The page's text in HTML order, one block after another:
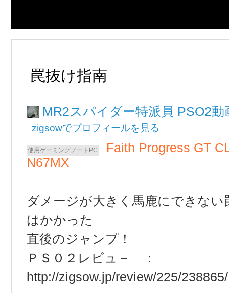
罠抜け指南
MR2スパイダー PSO2動
zigsowでプロフィールを見る
Faith Progress GT
N67MX
ダメージが大きく馬鹿にできない
はかかった
直後のジャンプ！
ＰＳ０２レビュ－ ：
http://zigsow.jp/review/225/238865/